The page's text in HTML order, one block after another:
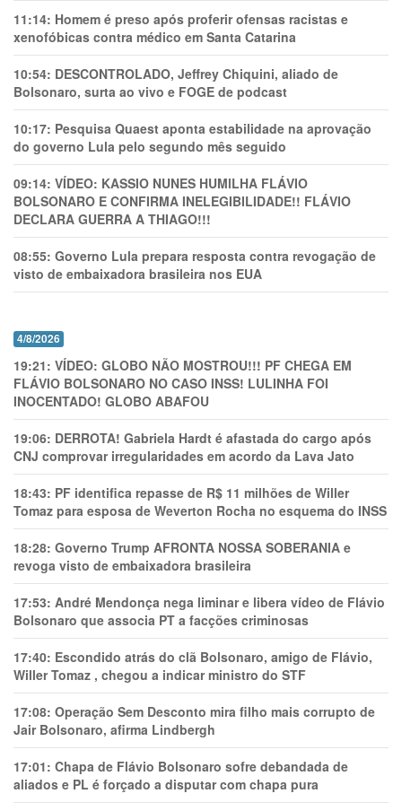
11:14: Homem é preso após proferir ofensas racistas e
xenofóbicas contra médico em Santa Catarina
10:54: DESCONTROLADO, Jeffrey Chiquini, aliado de
Bolsonaro, surta ao vivo e FOGE de podcast
10:17: Pesquisa Quaest aponta estabilidade na aprovação
do governo Lula pelo segundo mês seguido
09:14: VÍDEO: KASSIO NUNES HUMlLHA FLÁVIO
BOLSONARO E CONFIRMA INELEGIBILIDADE!! FLÁVIO
DECLARA GUERRA A THIAGO!!!
08:55: Governo Lula prepara resposta contra revogação de
visto de embaixadora brasileira nos EUA
4/8/2026
19:21: VÍDEO: GLOBO NÃO MOSTROU!!! PF CHEGA EM
FLÁVIO BOLSONARO NO CASO INSS! LULINHA FOI
INOCENTADO! GLOBO ABAFOU
19:06: DERROTA! Gabriela Hardt é afastada do cargo após
CNJ comprovar irregularidades em acordo da Lava Jato
18:43: PF identifica repasse de R$ 11 milhões de Willer
Tomaz para esposa de Weverton Rocha no esquema do INSS
18:28: Governo Trump AFRONTA NOSSA SOBERANIA e
revoga visto de embaixadora brasileira
17:53: André Mendonça nega liminar e libera vídeo de Flávio
Bolsonaro que associa PT a facções criminosas
17:40: Escondido atrás do clã Bolsonaro, amigo de Flávio,
Willer Tomaz , chegou a indicar ministro do STF
17:08: Operação Sem Desconto mira filho mais corrupto de
Jair Bolsonaro, afirma Lindbergh
17:01: Chapa de Flávio Bolsonaro sofre debandada de
aliados e PL é forçado a disputar com chapa pura